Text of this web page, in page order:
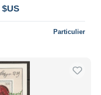
Particulier